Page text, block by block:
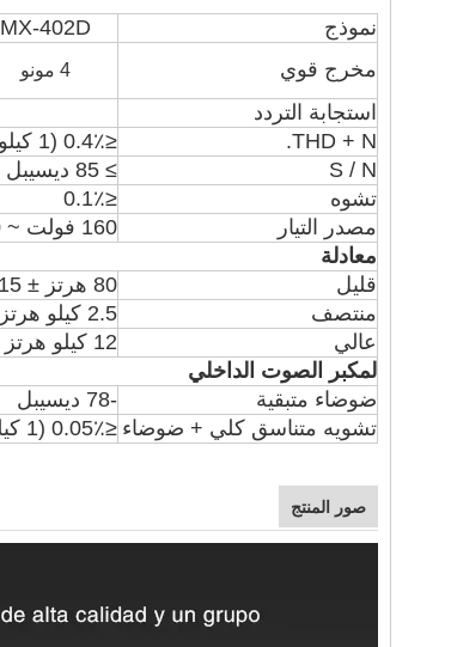
نموذج MX-402D
مخرج قوي
4 مونو
استجابة التردد
THD + N.
≤0.4٪ (1 كيلو هرتز ، 0.775 فولت)
S / N
≥ 85 ديسيبل
تشوه
≤0.1٪
مصدر التيار
160 فولت ~ 240 فولت 50/60 هرتز
معادلة
قليل
80 هرتز ± 15 ديسيبل
منتصف
2.5 كيلو هرتز ± 15 ديسيبل
عالي
12 كيلو هرتز ± 15 ديسيبل
لمكبر الصوت الداخلي
ضوضاء متبقية
-78 ديسيبل
تشويه متناسق كلي + ضوضاء ≤0.05٪ (1 كيلو هرتز ، 8Ω)
صور المنتج